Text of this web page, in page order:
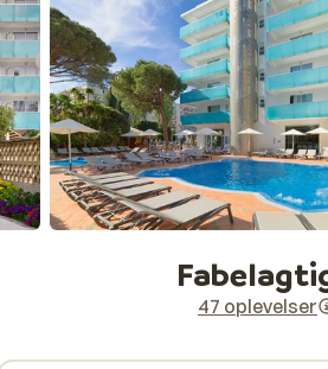
47 oplevelser